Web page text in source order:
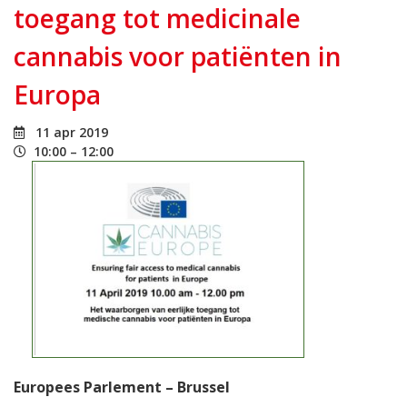
toegang tot medicinale
cannabis voor patiënten in
Europa
11 apr 2019
10:00 – 12:00
Europees Parlement – Brussel